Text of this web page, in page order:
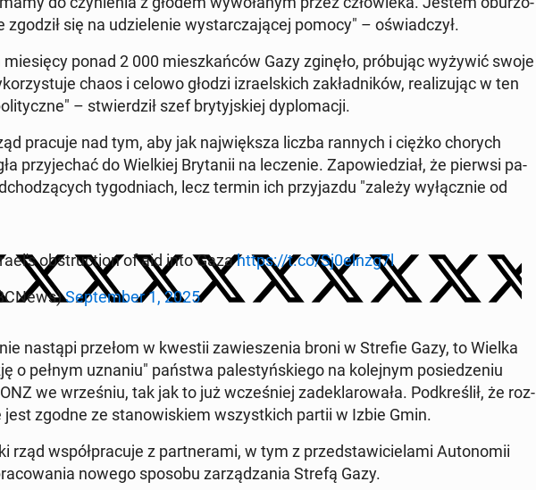
zgodził się na udzie­le­nie wy­star­cza­ją­cej pomocy" – oświad­czył.
ponad 2 000 miesz­kań­ców Gazy zginęło, pró­bu­jąc wyżywić swoje
chaos i celowo głodzi izra­el­skich za­kład­ni­ków, re­ali­zu­jąc w ten
– stwier­dził szef bry­tyj­skiej dy­plo­ma­cji.
pracuje nad tym, aby jak naj­więk­sza liczba rannych i ciężko chorych
przy­je­chać do Wiel­kiej Bry­ta­nii na le­cze­nie. Za­po­wie­dział, że pierwsi pa­
ty­go­dniach, lecz termin ich przy­jaz­du "zależy wy­łącz­nie od
ob­struc­tion of aid into Gazahttps://t.co/Sj0elnzg7l
Sep­tem­ber 1, 2025
nastąpi przełom w kwestii za­wie­sze­nia broni w Strefie Gazy, to Wielka
o pełnym uznaniu" państwa pa­le­styń­skie­go na ko­lej­nym po­sie­dze­niu
we wrze­śniu, tak jak to już wcze­śniej za­de­kla­ro­wa­ła. Pod­kre­ślił, że roz­
zgodne ze sta­no­wi­skiem wszyst­kich partii w Izbie Gmin.
rząd współ­pra­cu­je z part­ne­ra­mi, w tym z przed­sta­wi­cie­la­mi Au­to­no­mii
nowego sposobu za­rzą­dza­nia Strefą Gazy.